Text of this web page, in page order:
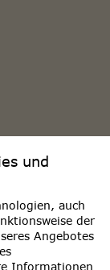
und
auch
der
Angebotes
Informationen